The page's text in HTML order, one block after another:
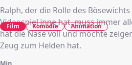
Ralph, der die Rolle des
Videospiel inne hat, muss immer
hat die Nase voll und möchte
Zeug zum Helden hat.
Film Komödie Animation